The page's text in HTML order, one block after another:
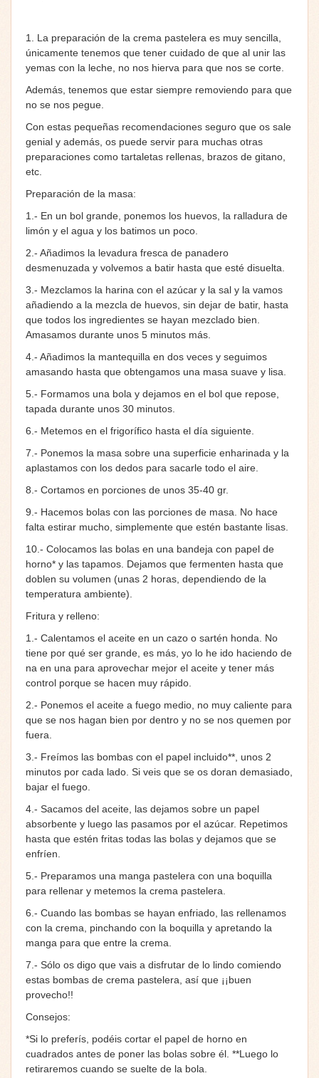
1. La preparación de la crema pastelera es muy sencilla,
únicamente tenemos que tener cuidado de que al unir las
yemas con la leche, no nos hierva para que nos se corte.
Además, tenemos que estar siempre removiendo para que
no se nos pegue.
Con estas pequeñas recomendaciones seguro que os sale
genial y además, os puede servir para muchas otras
preparaciones como tartaletas rellenas, brazos de gitano,
etc.
Preparación de la masa:
1.- En un bol grande, ponemos los huevos, la ralladura de
limón y el agua y los batimos un poco.
2.- Añadimos la levadura fresca de panadero
desmenuzada y volvemos a batir hasta que esté disuelta.
3.- Mezclamos la harina con el azúcar y la sal y la vamos
añadiendo a la mezcla de huevos, sin dejar de batir, hasta
que todos los ingredientes se hayan mezclado bien.
Amasamos durante unos 5 minutos más.
4.- Añadimos la mantequilla en dos veces y seguimos
amasando hasta que obtengamos una masa suave y lisa.
5.- Formamos una bola y dejamos en el bol que repose,
tapada durante unos 30 minutos.
6.- Metemos en el frigorífico hasta el día siguiente.
7.- Ponemos la masa sobre una superficie enharinada y la
aplastamos con los dedos para sacarle todo el aire.
8.- Cortamos en porciones de unos 35-40 gr.
9.- Hacemos bolas con las porciones de masa. No hace
falta estirar mucho, simplemente que estén bastante lisas.
10.- Colocamos las bolas en una bandeja con papel de
horno* y las tapamos. Dejamos que fermenten hasta que
doblen su volumen (unas 2 horas, dependiendo de la
temperatura ambiente).
Fritura y relleno:
1.- Calentamos el aceite en un cazo o sartén honda. No
tiene por qué ser grande, es más, yo lo he ido haciendo de
na en una para aprovechar mejor el aceite y tener más
control porque se hacen muy rápido.
2.- Ponemos el aceite a fuego medio, no muy caliente para
que se nos hagan bien por dentro y no se nos quemen por
fuera.
3.- Freímos las bombas con el papel incluido**, unos 2
minutos por cada lado. Si veis que se os doran demasiado,
bajar el fuego.
4.- Sacamos del aceite, las dejamos sobre un papel
absorbente y luego las pasamos por el azúcar. Repetimos
hasta que estén fritas todas las bolas y dejamos que se
enfríen.
5.- Preparamos una manga pastelera con una boquilla
para rellenar y metemos la crema pastelera.
6.- Cuando las bombas se hayan enfriado, las rellenamos
con la crema, pinchando con la boquilla y apretando la
manga para que entre la crema.
7.- Sólo os digo que vais a disfrutar de lo lindo comiendo
estas bombas de crema pastelera, así que ¡¡buen
provecho!!
Consejos:
*Si lo preferís, podéis cortar el papel de horno en
cuadrados antes de poner las bolas sobre él. **Luego lo
retiraremos cuando se suelte de la bola.